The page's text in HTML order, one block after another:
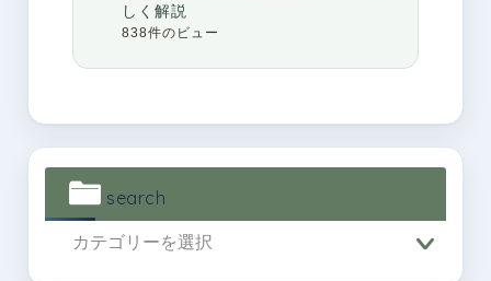
しく解説
838件のビュー
search